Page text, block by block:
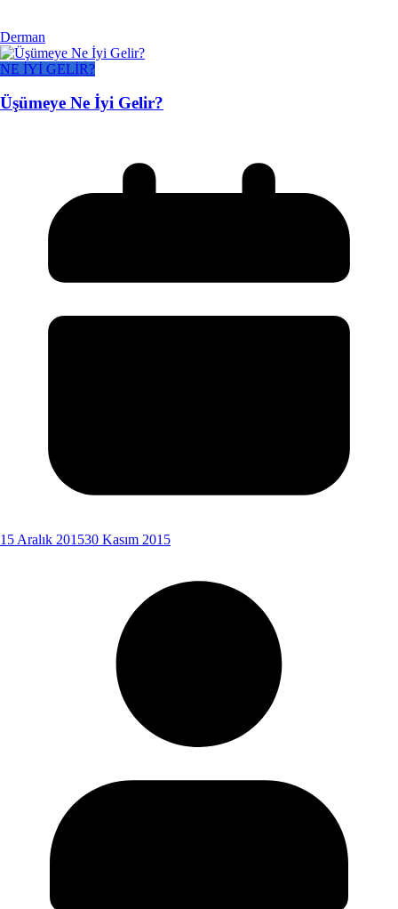
Derman
NE İYİ GELİR?
Üşümeye Ne İyi Gelir?
15 Aralık 201530 Kasım 2015